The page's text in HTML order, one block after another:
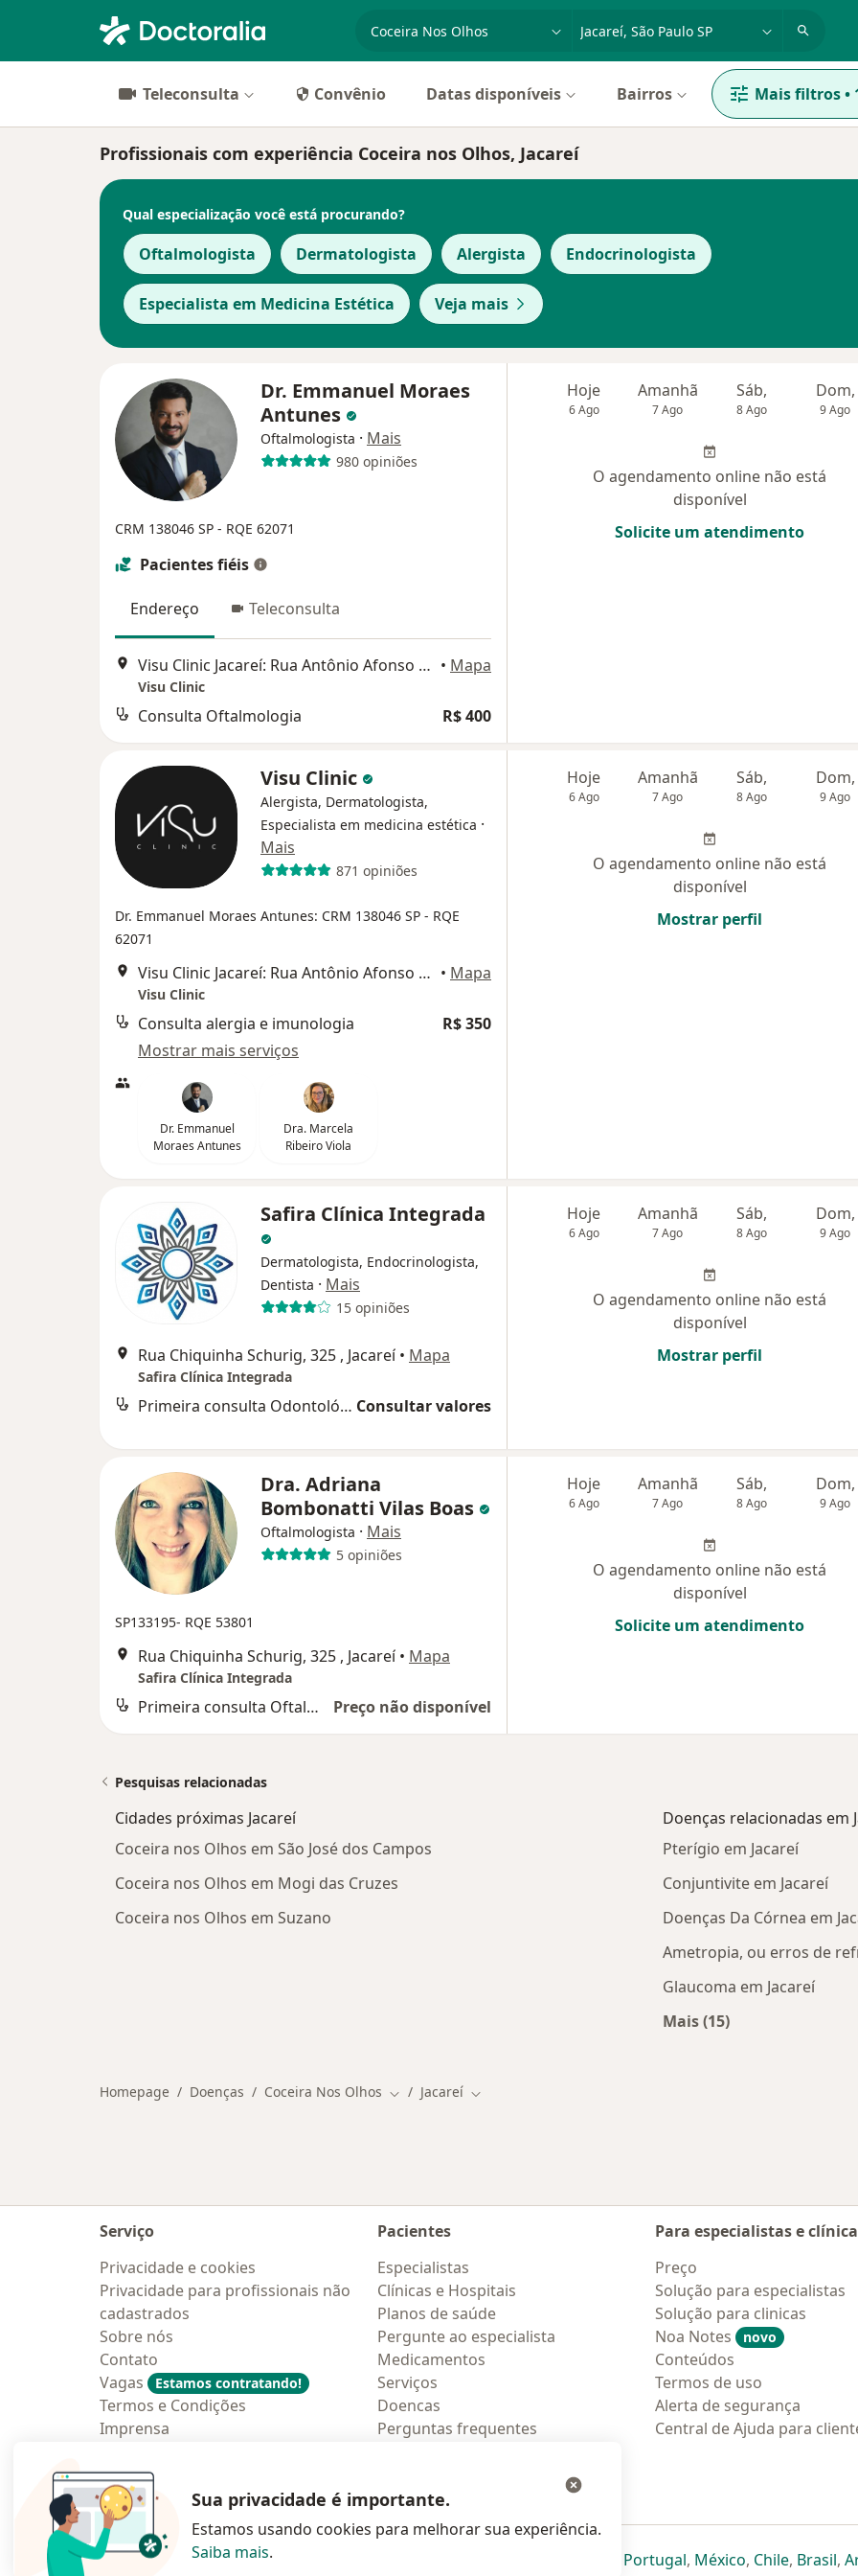
cidade ou região
Teleconsulta Convênio Datas disponíveis Bairros Mais filtros•
Profissionais com experiência Coceira nos Olhos, Jacareí
Qual especialização você está procurando?
Oftalmologista Dermatologista Alergista Endocrinologista
Especialista em Medicina Estética Veja mais
Dr. Emmanuel Moraes
Antunes
Oftalmologista · Mais
980 opiniões
CRM 138046 SP - RQE 62071
Pacientes fiéis
Endereço Teleconsulta
Visu Clinic Jacareí: Rua Antônio Afonso 263, Jacareí • Mapa
Visu Clinic
Consulta Oftalmologia R$ 400
Hoje
6 Ago
Amanhã
7 Ago
Sáb,
8 Ago
Dom,
9 Ago
O agendamento online não está
disponível
Solicite um atendimento
Visu Clinic
Alergista, Dermatologista,
Especialista em medicina estética ·
Mais
871 opiniões
Dr. Emmanuel Moraes Antunes: CRM 138046 SP - RQE
62071
Visu Clinic Jacareí: Rua Antônio Afonso 263, Jacareí • Mapa
Visu Clinic
Consulta alergia e imunologia
R$ 350
Mostrar mais serviços
Dr. Emmanuel
Moraes Antunes
Dra. Marcela
Ribeiro Viola
Hoje
6 Ago
Amanhã
7 Ago
Sáb,
8 Ago
Dom,
9 Ago
O agendamento online não está
disponível
Mostrar perfil
Safira Clínica Integrada
Dermatologista, Endocrinologista,
Dentista · Mais
15 opiniões
Rua Chiquinha Schurig, 325 , Jacareí • Mapa
Safira Clínica Integrada
Primeira consulta Odontológica Consultar valores
Hoje
6 Ago
Amanhã
7 Ago
Sáb,
8 Ago
Dom,
9 Ago
O agendamento online não está
disponível
Mostrar perfil
Dra. Adriana
Bombonatti Vilas Boas
Oftalmologista · Mais
5 opiniões
SP133195- RQE 53801
Rua Chiquinha Schurig, 325 , Jacareí • Mapa
Safira Clínica Integrada
Primeira consulta Oftalmologia Preço não disponível
Hoje
6 Ago
Amanhã
7 Ago
Sáb,
8 Ago
Dom,
9 Ago
O agendamento online não está
disponível
Solicite um atendimento
Pesquisas relacionadas
Cidades próximas Jacareí
Coceira nos Olhos em São José dos Campos
Coceira nos Olhos em Mogi das Cruzes
Coceira nos Olhos em Suzano
Doenças relacionadas em
Pterígio em Jacareí
Conjuntivite em Jacareí
Doenças Da Córnea em
Ametropia, ou erros de
Glaucoma em Jacareí
Mais (15)
Homepage Doenças Coceira Nos Olhos Mudar de cidade
Jacareí Mudar de cidade
Serviço
Privacidade e cookies
Privacidade para profissionais não
cadastrados
Sobre nós
Contato
Vagas
Estamos contratando!
Termos e Condições
Imprensa
Pacientes
Especialistas
Clínicas e Hospitais
Planos de saúde
Pergunte ao especialista
Medicamentos
Serviços
Doencas
Perguntas frequentes
Para especialistas e
Preço
Solução para especialistas
Solução para clinicas
Noa Notes
novo
Conteúdos
Termos de uso
Alerta de segurança
Central de Ajuda para
Polska abre num novo separadorabre num novo separador
abre num novo separador
Portugalabre num novo
, Méxicoabre num
, Chileabre
, Brasil,
Sua privacidade é importante.
Estamos usando cookies para melhorar sua experiência.
Saiba mais.